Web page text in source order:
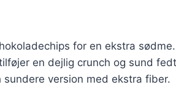
for en ekstra sødme.
en dejlig crunch og sund
sundere version med ekstra fiber.